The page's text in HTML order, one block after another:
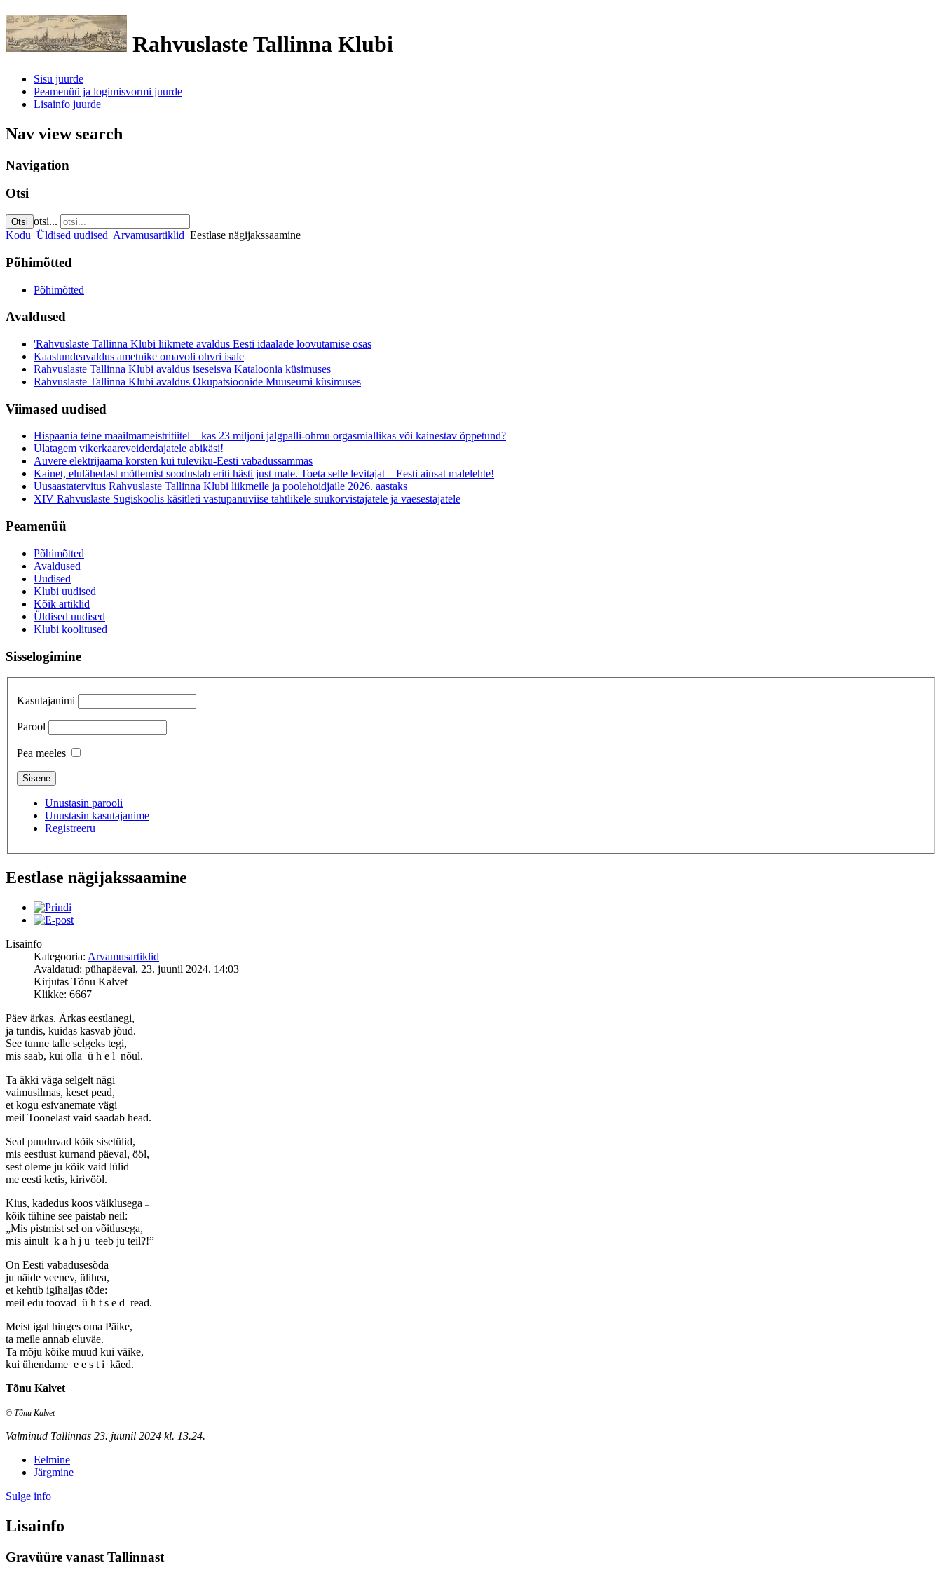
Rahvuslaste Tallinna Klubi
Sisu juurde
Peamenüü ja logimisvormi juurde
Lisainfo juurde
Nav view search
Navigation
Otsi
Otsi otsi...
Kodu Üldised uudised Arvamusartiklid Eestlase nägijakssaamine
Põhimõtted
Põhimõtted
Avaldused
'Rahvuslaste Tallinna Klubi liikmete avaldus Eesti idaalade loovutamise osas
Kaastundeavaldus ametnike omavoli ohvri isale
Rahvuslaste Tallinna Klubi avaldus iseseisva Kataloonia küsimuses
Rahvuslaste Tallinna Klubi avaldus Okupatsioonide Muuseumi küsimuses
Viimased uudised
Hispaania teine maailmameistritiitel – kas 23 miljoni jalgpalli-ohmu orgasmiallikas või kainestav õppetund?
Ulatagem vikerkaareveiderdajatele abikäsi!
Auvere elektrijaama korsten kui tuleviku-Eesti vabadussammas
Kainet, elulähedast mõtlemist soodustab eriti hästi just male. Toeta selle levitajat – Eesti ainsat malelehte!
Uusaastatervitus Rahvuslaste Tallinna Klubi liikmeile ja poolehoidjaile 2026. aastaks
XIV Rahvuslaste Sügiskoolis käsitleti vastupanuviise tahtlikele suukorvistajatele ja vaesestajatele
Peamenüü
Põhimõtted
Avaldused
Uudised
Klubi uudised
Kõik artiklid
Üldised uudised
Klubi koolitused
Sisselogimine
Kasutajanimi
Parool
Pea meeles
Unustasin parooli
Unustasin kasutajanime
Registreeru
Eestlase nägijakssaamine
Lisainfo
Kategooria: Arvamusartiklid
Avaldatud: pühapäeval, 23. juunil 2024. 14:03
Kirjutas Tõnu Kalvet
Klikke: 6667
Päev ärkas. Ärkas eestlanegi,
ja tundis, kuidas kasvab jõud.
See tunne talle selgeks tegi,
mis saab, kui olla ü h e l nõul.
Ta äkki väga selgelt nägi
vaimusilmas, keset pead,
et kogu esivanemate vägi
meil Toonelast vaid saadab head.
Seal puuduvad kõik sisetülid,
mis eestlust kurnand päeval, ööl,
sest oleme ju kõik vaid lülid
me eesti ketis, kirivööl.
Kius, kadedus koos väiklusega –
kõik tühine see paistab neil:
„Mis pistmist sel on võitlusega,
mis ainult k a h j u teeb ju teil?!”
On Eesti vabadusesõda
ju näide veenev, ülihea,
et kehtib igihaljas tõde:
meil edu toovad ü h t s e d read.
Meist igal hinges oma Päike,
ta meile annab eluväe.
Ta mõju kõike muud kui väike,
kui ühendame e e s t i käed.
Tõnu Kalvet
© Tõnu Kalvet
Valminud Tallinnas 23. juunil 2024 kl. 13.24.
Eelmine
Järgmine
Sulge info
Lisainfo
Gravüüre vanast Tallinnast